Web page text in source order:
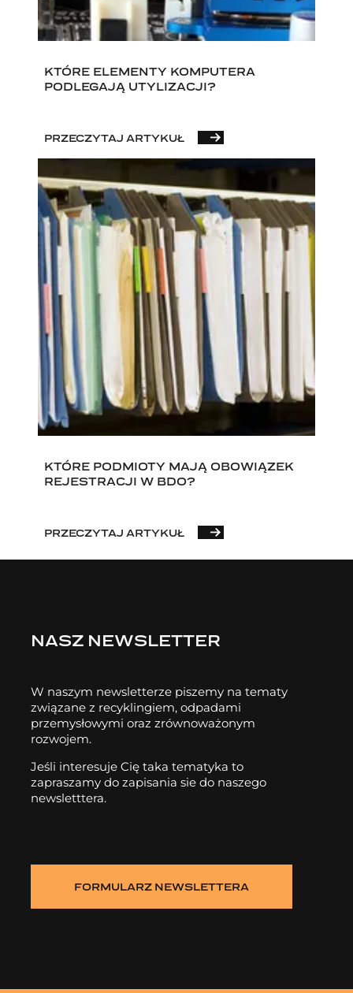
KTÓRE ELEMENTY KOMPUTERA
PODLEGAJĄ UTYLIZACJI?
PRZECZYTAJ ARTYKUŁ
KTÓRE PODMIOTY MAJĄ OBOWIĄZEK
REJESTRACJI W BDO?
PRZECZYTAJ ARTYKUŁ
NASZ NEWSLETTER
W naszym newsletterze piszemy na tematy
związane z recyklingiem, odpadami
przemysłowymi oraz zrównoważonym
rozwojem.
Jeśli interesuje Cię taka tematyka to
zapraszamy do zapisania sie do naszego
newsletttera.
FORMULARZ NEWSLETTERA